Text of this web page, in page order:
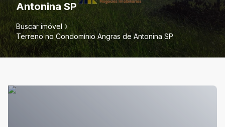
Antonina SP
Buscar imóvel
Terreno no Condomínio Angras de Antonina SP